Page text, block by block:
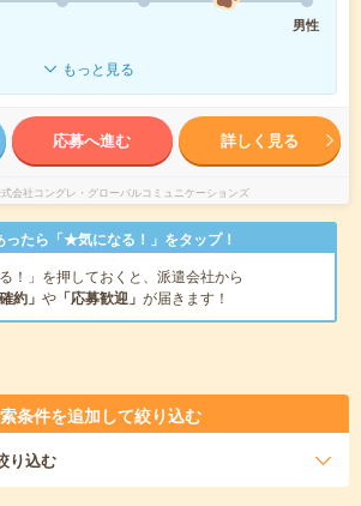
男性
もっと見る
応募へ進む 詳しく見る
会社コングレ・グローバルコミュニケーションズ
ったら「★気になる！」をタップ！
る！」を押しておくと、派遣会社から
約」 や 「応募歓迎」 が届きます！
条件を追加して絞り込む
り込む